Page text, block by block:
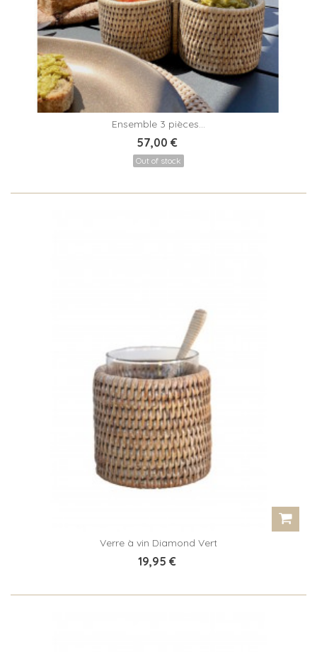
Ensemble 3 pièces...
57,00 €
Out of stock
Verre à vin Diamond Vert
19,95 €